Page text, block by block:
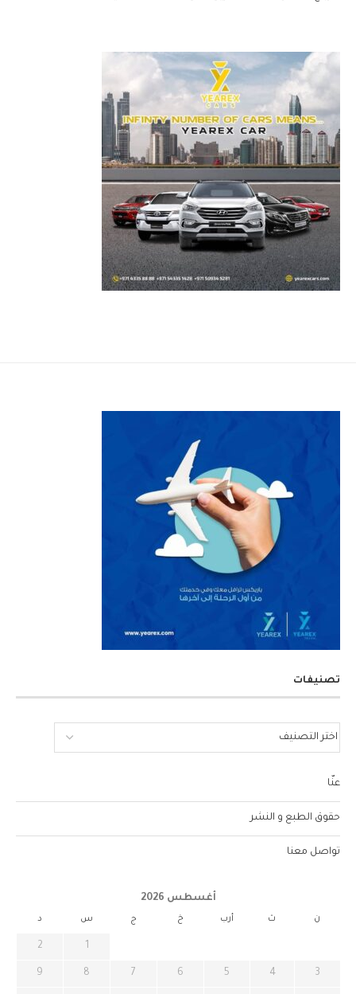
تصنيفات
عنّا
حقوق الطبع و النشر
تواصل معنا
أغسطس 2026
ن ث أرب خ ج س د
1
2
3
4
5
6
7
8
9